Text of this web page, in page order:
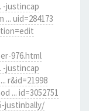
justincap
uid=284173
976.html
justincap
r&id=21998
... id=3052751
justinbally/